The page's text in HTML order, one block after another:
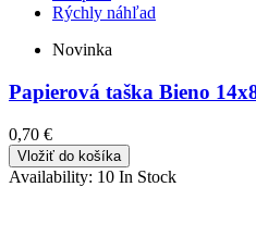
Rýchly náhľad
Novinka
Papierová taška Bieno
0,70 €
Vložiť do košíka
Availability: 10 In Stock